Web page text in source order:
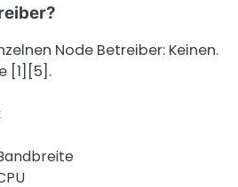
Node Betreiber: Keinen.
[1][5].